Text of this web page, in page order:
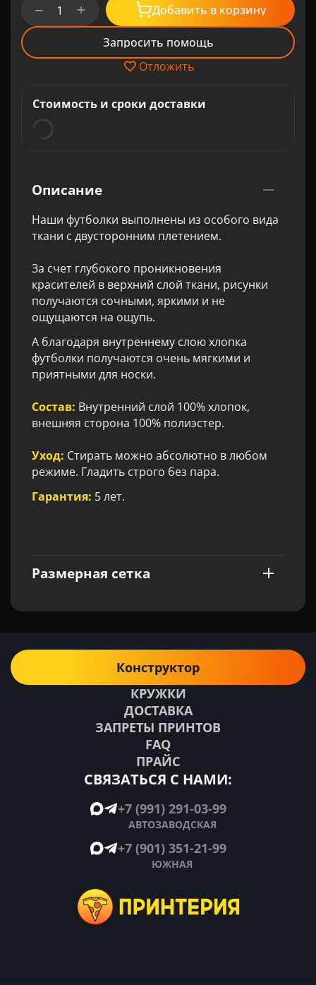
+
− Добавить в корзину
Запросить помощь
Отложить
Стоимость и сроки доставки
Описание
Наши футболки выполнены из особого вида
ткани с двусторонним плетением.
За счет глубокого проникновения
красителей в верхний слой ткани, рисунки
получаются сочными, яркими и не
ощущаются на ощупь.
А благодаря внутреннему слою хлопка
футболки получаются очень мягкими и
приятными для носки.
Состав: Внутренний слой 100% хлопок,
внешняя сторона 100% полиэстер.
Уход: Стирать можно абсолютно в любом
режиме. Гладить строго без пара.
Гарантия: 5 лет.
Размерная сетка
СВЯЗАТЬСЯ С НАМИ:
+7 (991) 291-03-99
АВТОЗАВОДСКАЯ
+7 (901) 351-21-99
ЮЖНАЯ
КРУЖКИ
ДОСТАВКА
ЗАПРЕТЫ ПРИНТОВ
FAQ
ПРАЙС
Конструктор